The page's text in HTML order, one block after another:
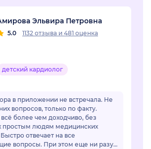
Эльвира Петровна
5.0 1132 отзыва и 481 оценка
детский кардиолог
в приложении не встречала. Не
вопросов, только по факту.
всё более чем доходчиво, без
простым людям медицинских
отвечает на все
вопросы. При этом еще ни разу